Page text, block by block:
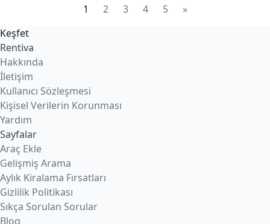
1 2 3 4 5
»
Keşfet
Rentiva
Hakkında
İletişim
Kullanıcı Sözleşmesi
Kişisel Verilerin Korunması
Yardım
Sayfalar
Araç Ekle
Gelişmiş Arama
Aylık Kiralama Fırsatları
Gizlilik Politikası
Sıkça Sorulan Sorular
Blog